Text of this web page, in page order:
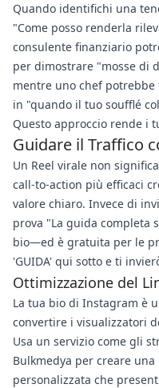
Quando identifichi una
"Come posso renderla
consulente finanziario
per dimostrare "mosse di
mentre uno chef
in "quando il tuo soufflé
Questo approccio rende i
Guidare il Traffico
Un Reel virale non
call-to-action più efficaci
valore chiaro. Invece di
prova "La guida completa
bio—ed è gratuita per le
'GUIDA' qui sotto e ti
Ottimizzazione del
La tua bio di Instagram è
convertire i visualizzatori
Usa un servizio come gli
Bulkmedya per creare
personalizzata che